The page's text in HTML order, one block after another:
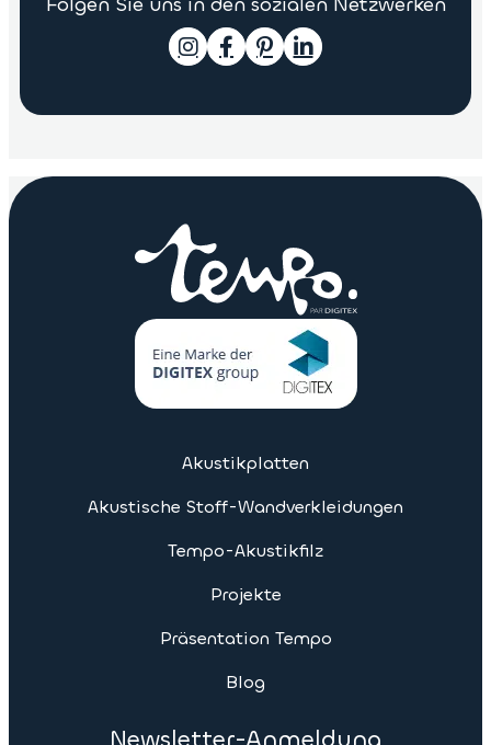
Akustikplatten
Akustische Stoff-Wandverkleidungen
Tempo-Akustikfilz
Projekte
Präsentation Tempo
Blog